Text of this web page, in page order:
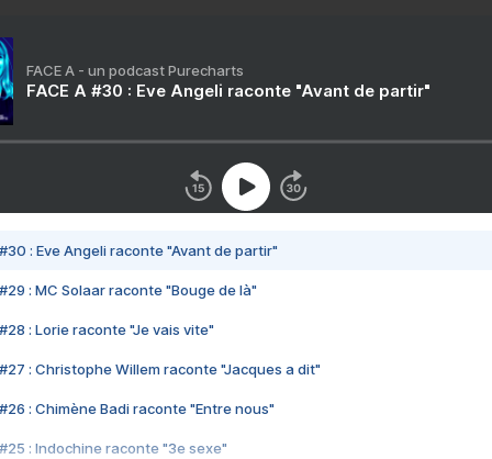
FACE A - un podcast Purecharts
FACE A #30 : Eve Angeli raconte "Avant de partir"
#30 : Eve Angeli raconte "Avant de partir"
#29 : MC Solaar raconte "Bouge de là"
#28 : Lorie raconte "Je vais vite"
#27 : Christophe Willem raconte "Jacques a dit"
#26 : Chimène Badi raconte "Entre nous"
#25 : Indochine raconte "3e sexe"